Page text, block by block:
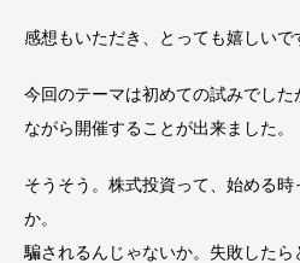
感想もいただき、とっても嬉しいで
今回のテーマは初めての試みでし
ながら開催することが出来ました。
そうそう。株式投資って、始める時
か。
騙されるんじゃないか。失敗したら